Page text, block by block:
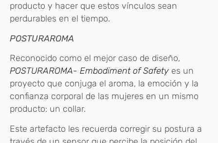
producto y hacer que estos vínculos sean
perdurables en el tiempo.
POSTURAROMA
Reconocido como el mejor caso de diseño,
POSTURAROMA- Embodiment of Safety es un
proyecto que conjuga el aroma, la emoción y la
confianza corporal de las mujeres en un mismo
producto: un collar.
Este artefacto les recuerda corregir su postura a